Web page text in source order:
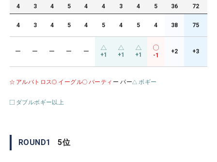
4 3 4 5 4 4 3 4 5 36 72
4 3 4 5 4 5 4 5 4 38 75
ー ー ー ー ー +1 +1 +1 -1
+2 +3
アルバトロス イーグル バーティ ー パー ボギー
ダブルボギー以上
ROUND1 5位